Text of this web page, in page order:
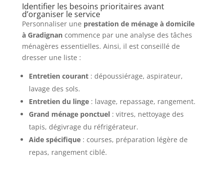
Identifier les besoins prioritaires avant
d’organiser le service
Personnaliser une prestation de ménage à domicile
à Gradignancommence par une analyse des tâches
ménagères essentielles. Ainsi, il est conseillé de
dresser une liste :
Entretien courant: dépoussiérage, aspirateur,
lavage des sols.
Entretien du linge: lavage, repassage, rangement.
Grand ménage ponctuel: vitres, nettoyage des
tapis, dégivrage du réfrigérateur.
Aide spécifique: courses, préparation légère de
repas, rangement ciblé.